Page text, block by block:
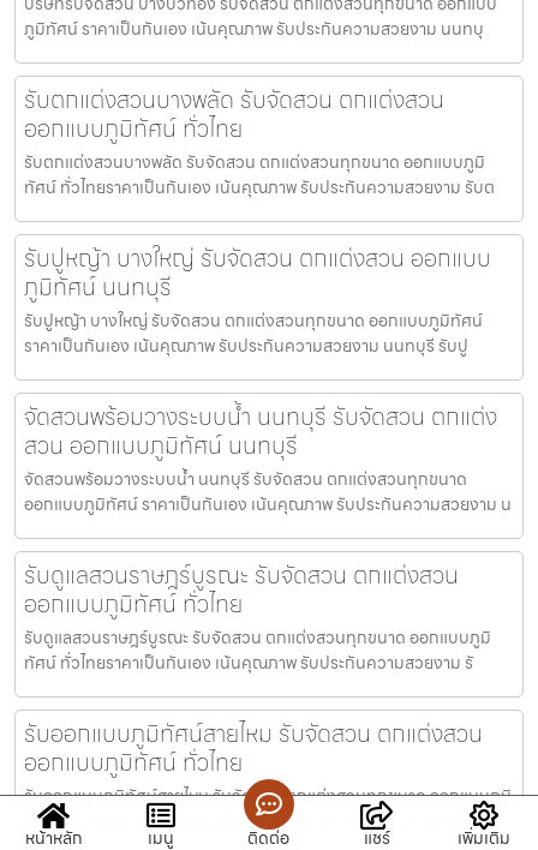
ภูมิทัศน์ ราคาเป็นกันเอง เน้นคุณภาพ รับประกันความสวยงาม นนทบุ
รับตกแต่งสวนบางพลัด รับจัดสวน ตกแต่งสวน
ออกแบบภูมิทัศน์ ทั่วไทย
รับตกแต่งสวนบางพลัด รับจัดสวน ตกแต่งสวนทุกขนาด ออกแบบภูมิ
ทัศน์ ทั่วไทยราคาเป็นกันเอง เน้นคุณภาพ รับประกันความสวยงาม รับต
รับปูหญ้า บางใหญ่ รับจัดสวน ตกแต่งสวน ออกแบบ
ภูมิทัศน์ นนทบุรี
รับปูหญ้า บางใหญ่ รับจัดสวน ตกแต่งสวนทุกขนาด ออกแบบภูมิทัศน์
ราคาเป็นกันเอง เน้นคุณภาพ รับประกันความสวยงาม นนทบุรี รับปู
จัดสวนพร้อมวางระบบน้ำ นนทบุรี รับจัดสวน ตกแต่ง
สวน ออกแบบภูมิทัศน์ นนทบุรี
จัดสวนพร้อมวางระบบน้ำ นนทบุรี รับจัดสวน ตกแต่งสวนทุกขนาด
ออกแบบภูมิทัศน์ ราคาเป็นกันเอง เน้นคุณภาพ รับประกันความสวยงาม น
รับดูแลสวนราษฎร์บูรณะ รับจัดสวน ตกแต่งสวน
ออกแบบภูมิทัศน์ ทั่วไทย
รับดูแลสวนราษฎร์บูรณะ รับจัดสวน ตกแต่งสวนทุกขนาด ออกแบบภูมิ
ทัศน์ ทั่วไทยราคาเป็นกันเอง เน้นคุณภาพ รับประกันความสวยงาม รั
รับออกแบบภูมิทัศน์สายไหม รับจัดสวน ตกแต่งสวน
ออกแบบภูมิทัศน์ ทั่วไทย
รับออกแบบภูมิทัศน์สายไหม รับจัดสวน ตกแต่งสวนทุกขนาด ออกแบบภูมิ
ทัศน์ ทั่วไทยราคาเป็นกันเอง เน้นคุณภาพ รับประกันความสวยงาม
หน้าหลัก เมนู ติดต่อ แชร์ เพิ่มเติม